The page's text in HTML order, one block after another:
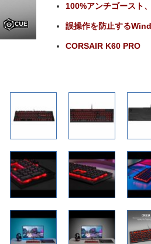
100%アンチゴースト
誤操作を防止する
CORSAIR K60 PRO